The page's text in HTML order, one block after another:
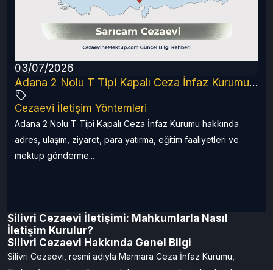
03/07/2026
Adana 2 Nolu T Tipi Kapalı Ceza İnfaz Kurumu (2026 Güncel Rehber)
Cezaevi İletişim Yöntemleri
Adana 2 Nolu T Tipi Kapalı Ceza İnfaz Kurumu hakkında
adres, ulaşım, ziyaret, para yatırma, eğitim faaliyetleri ve
mektup gönderme...
Silivri Cezaevi İletişimi: Mahkumlarla Nasıl
İletişim Kurulur?
Silivri Cezaevi Hakkında Genel Bilgi
Silivri Cezaevi, resmi adıyla Marmara Ceza İnfaz Kurumu,